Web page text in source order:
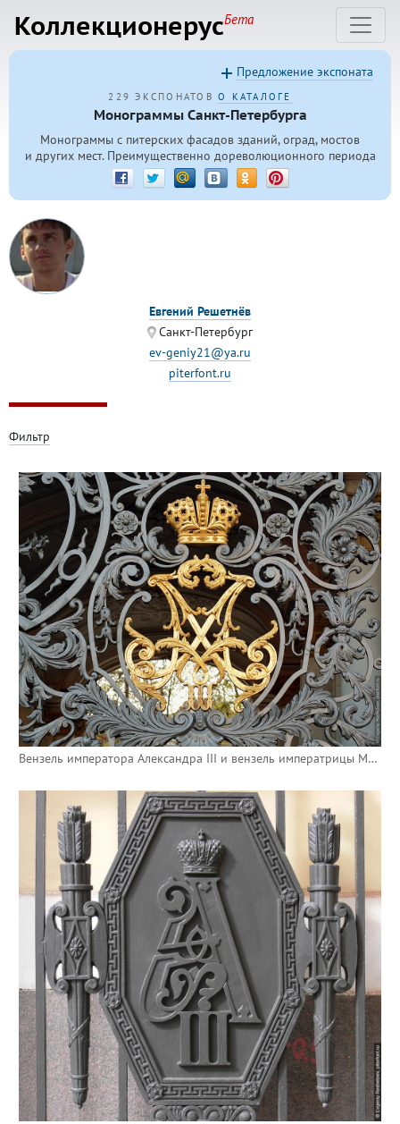
КоллекционерусБета
229 ЭКСПОНАТОВО КАТАЛОГЕ
Монограммы Санкт-Петербурга
Монограммы с питерских фасадов зданий, оград, мостов
и других мест. Преимущественно дореволюционного периода
Предложение экспоната
Евгений Решетнёв
Санкт-Петербург
ev-geniy21@ya.ru
piterfont.ru
Вензель императора Александра III и вензель императрицы Марии Федоровны
Фильтр